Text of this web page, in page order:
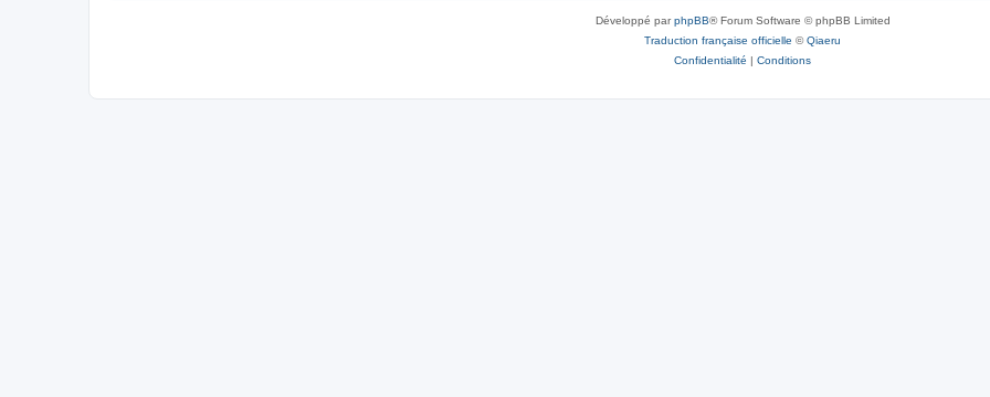
Développé parphpBB® Forum Software © phpBB Limited
Traduction française officielle ©Qiaeru
Confidentialité | Conditions